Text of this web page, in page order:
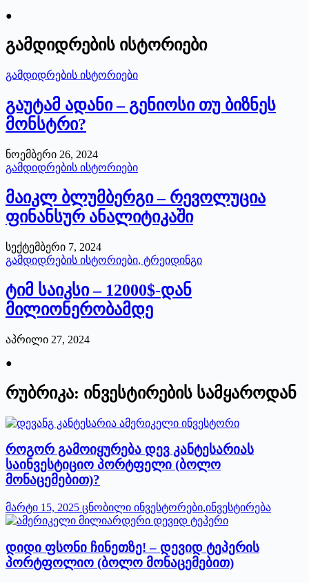
●
გამდიდრების ისტორიები
გამდიდრების ისტორიები
გაუტამ ადანი – გენიოსი თუ ბიზნეს
მონსტრი?
ნოემბერი 26, 2024
გამდიდრების ისტორიები
მაიკლ ბლუმბერგი – რევოლუცია
ფინანსურ ანალიტიკაში
სექტემბერი 7, 2024
გამდიდრების ისტორიები, ტრეიდინგი
ტიმ საიკსი – 12000$-დან
მილიონერობამდე
აპრილი 27, 2024
●
რუბრიკა: ინვესტირების სამყაროდან
როგორ გამოიყურება დევ კანტესარიას
საინვესტიციო პორტფელი (ბოლო
მონაცემებით)?
მარტი 15, 2025 ცნობილი ინვესტორები,ინვესტირება
დიდი ფსონი ჩინეთზე! – დევიდ ტეპერის
პორტფოლიო (ბოლო მონაცემებით)